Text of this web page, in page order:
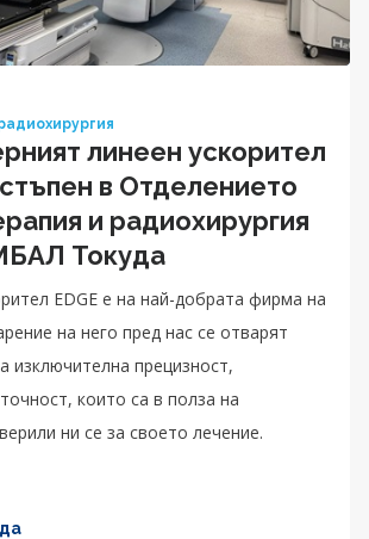
линеен ускорител
в Отделението
и радиохирургия
Токуда
EDGE е на най-добрата фирма на
на него пред нас се отварят
изключителна прецизност,
които са в полза на
ни се за своето лечение.